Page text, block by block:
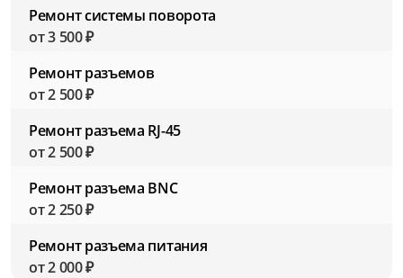
Ремонт системы поворота
от 3 500 ₽
Ремонт разъемов
от 2 500 ₽
Ремонт разъема RJ-45
от 2 500 ₽
Ремонт разъема BNC
от 2 250 ₽
Ремонт разъема питания
от 2 000 ₽